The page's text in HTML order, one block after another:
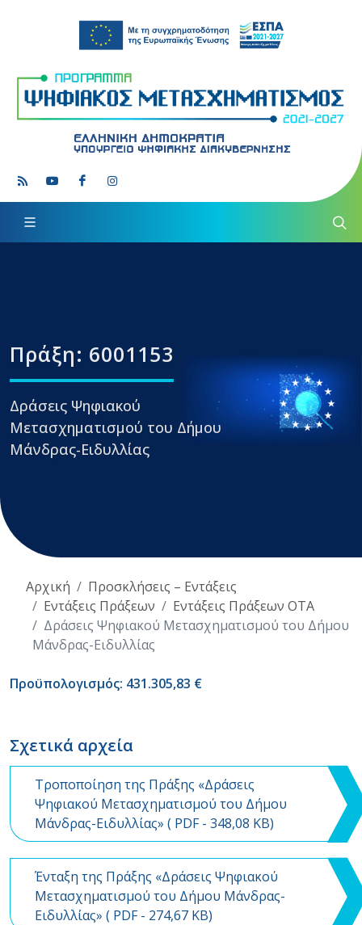
Πράξη: 6001153
Δράσεις Ψηφιακού
Μετασχηματισμού του Δήμου
Μάνδρας-Ειδυλλίας
Αρχική
Προσκλήσεις – Εντάξεις
Εντάξεις Πράξεων
Εντάξεις Πράξεων ΟΤΑ
Δράσεις Ψηφιακού Μετασχηματισμού του Δήμου
Μάνδρας-Ειδυλλίας
Προϋπολογισμός: 431.305,83 €
Σχετικά αρχεία
Τροποποίηση της Πράξης «Δράσεις
Ψηφιακού Μετασχηματισμού του Δήμου
Μάνδρας-Ειδυλλίας» ( PDF- 348,08 KB)
Ένταξη της Πράξης «Δράσεις Ψηφιακού
Μετασχηματισμού του Δήμου Μάνδρας-
Ειδυλλίας» ( PDF- 274,67 KB)